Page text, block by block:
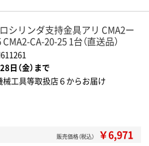
シリンダ支持金具アリ CMA2ー
CA-20-25 1台（直送品）
日（金）まで
械工具等取扱店６からお届け
販売価格（税込） ￥6,971